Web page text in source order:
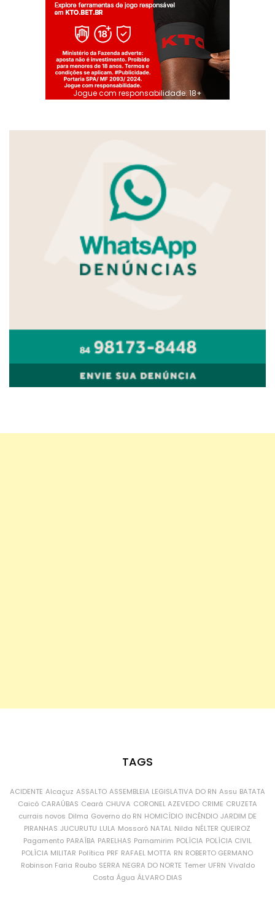
Jogue com responsabilidade. 18+
TAGS
ACIDENTE Alcaçuz ASSALTO ASSEMBLEIA LEGISLATIVA DO RN Assu BATATA
Caicó CARAÚBAS Ceará CHUVA CORONEL AZEVEDO CRIME CRUZETA
currais novos Dilma Governo do RN HOMICÍDIO INCÊNDIO JARDIM DE
PIRANHAS JUCURUTU LULA Mossoró NATAL Nilda NÉLTER QUEIROZ
Pagamento PARAÍBA PARELHAS Parnamirim POLÍCIA POLÍCIA CIVIL
POLÍCIA MILITAR Política PRF RAFAEL MOTTA RN ROBERTO GERMANO
Robinson Faria Roubo SERRA NEGRA DO NORTE Temer UFRN Vivaldo
Costa Água ÁLVARO DIAS